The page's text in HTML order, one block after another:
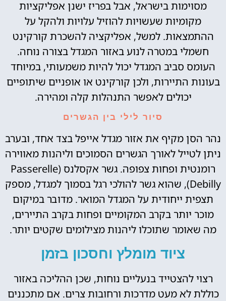
מסוימות בישראל, אבל בפריז ישנן אפליקציות
מקומיות שעשויות להוזיל עלויות ולהקל על
ההתמצאות. למשל, אפליקציה להשכרת קורקינט
חשמלי במטרה לנוע באזור המגדל בצורה נוחה.
העומס סביב המגדל יכול להיות משמעותי, במיוחד
בעונות התיירות, ולכן קורקינט או אופניים שיתופיים
יכולים לאפשר התנהלות קלה ומהירה.
סיור לילי בין הגשרים
נהר הסן מקיף את אזור מגדל אייפל בצד אחד, ובערב
ניתן לטייל לאורך הגשרים הסמוכים וליהנות מאווירה
רומנטית ופחות צפופה. גשר אקסלנס (Passerelle
Debilly), שהוא גשר להולכי רגל בסמוך למגדל, מספק
תצפית ייחודית על המגדל המואר. מדובר במיקום
מוכר יותר בקרב המקומיים ופחות בקרב התיירים,
מה שאומר שתוכלו ליהנות מצילומים שקטים יותר.
ציוד מומלץ וחסכון בזמן
רצוי להצטייד בנעליים נוחות, שכן ההליכה באזור
כוללת לא מעט מדרכות ורחובות צרים. אם מתכננים